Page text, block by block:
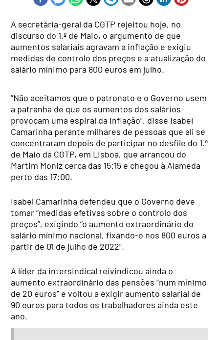
A secretária-geral da CGTP rejeitou hoje, no
discurso do 1.º de Maio, o argumento de que
aumentos salariais agravam a inflação e exigiu
medidas de controlo dos preços e a atualização do
salário mínimo para 800 euros em julho.
“Não aceitamos que o patronato e o Governo usem
a patranha de que os aumentos dos salários
provocam uma espiral da inflação”, disse Isabel
Camarinha perante milhares de pessoas que ali se
concentraram depois de participar no desfile do 1.º
de Maio da CGTP, em Lisboa, que arrancou do
Martim Moniz cerca das 15:15 e chegou à Alameda
perto das 17:00.
Isabel Camarinha defendeu que o Governo deve
tomar “medidas efetivas sobre o controlo dos
preços”, exigindo “o aumento extraordinário do
salário mínimo nacional, fixando-o nos 800 euros a
partir de 01 de julho de 2022”.
A líder da intersindical reivindicou ainda o
aumento extraordinário das pensões “num mínimo
de 20 euros” e voltou a exigir aumento salarial de
90 euros para todos os trabalhadores ainda este
ano.